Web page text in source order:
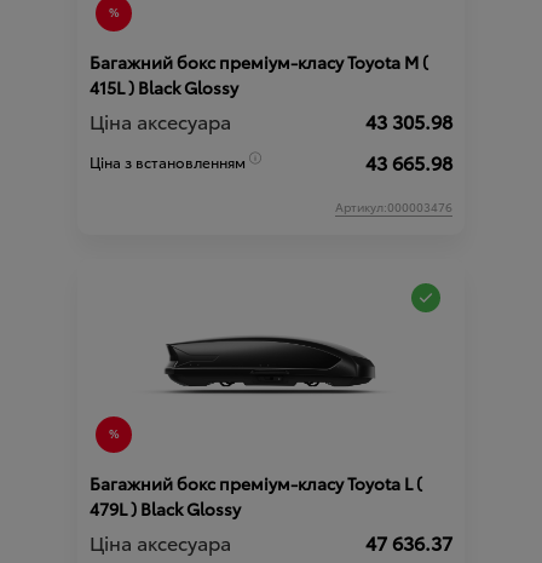
Багажний бокс преміум-класу Toyota М (
415L ) Black Glossy
Ціна аксесуара 43 305.98
Ціна з встановленням 43 665.98
Артикул:000003476
Багажний бокс преміум-класу Toyota L (
479L ) Black Glossy
Ціна аксесуара 47 636.37